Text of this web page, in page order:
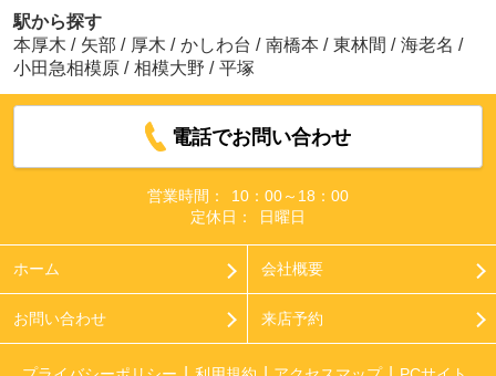
駅から探す
本厚木 / 矢部 / 厚木 / かしわ台 / 南橋本 / 東林間 / 海老名 /
小田急相模原 / 相模大野 / 平塚
電話でお問い合わせ
営業時間：
10：00～18：00
定休日：
日曜日
ホーム 会社概要
お問い合わせ 来店予約